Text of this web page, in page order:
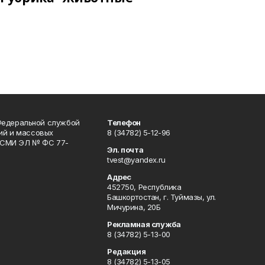
службой
и массовых
СМИ ЭЛ № ФС 77-
Телефон
8 (34782) 5-12-96
Эл. почта
tvest@yandex.ru
Адрес
452750, Республика
Башкортостан, г. Туймазы, ул.
Мичурина, 20Б
Рекламная служба
8 (34782) 5-13-00
Редакция
8 (34782) 5-13-05